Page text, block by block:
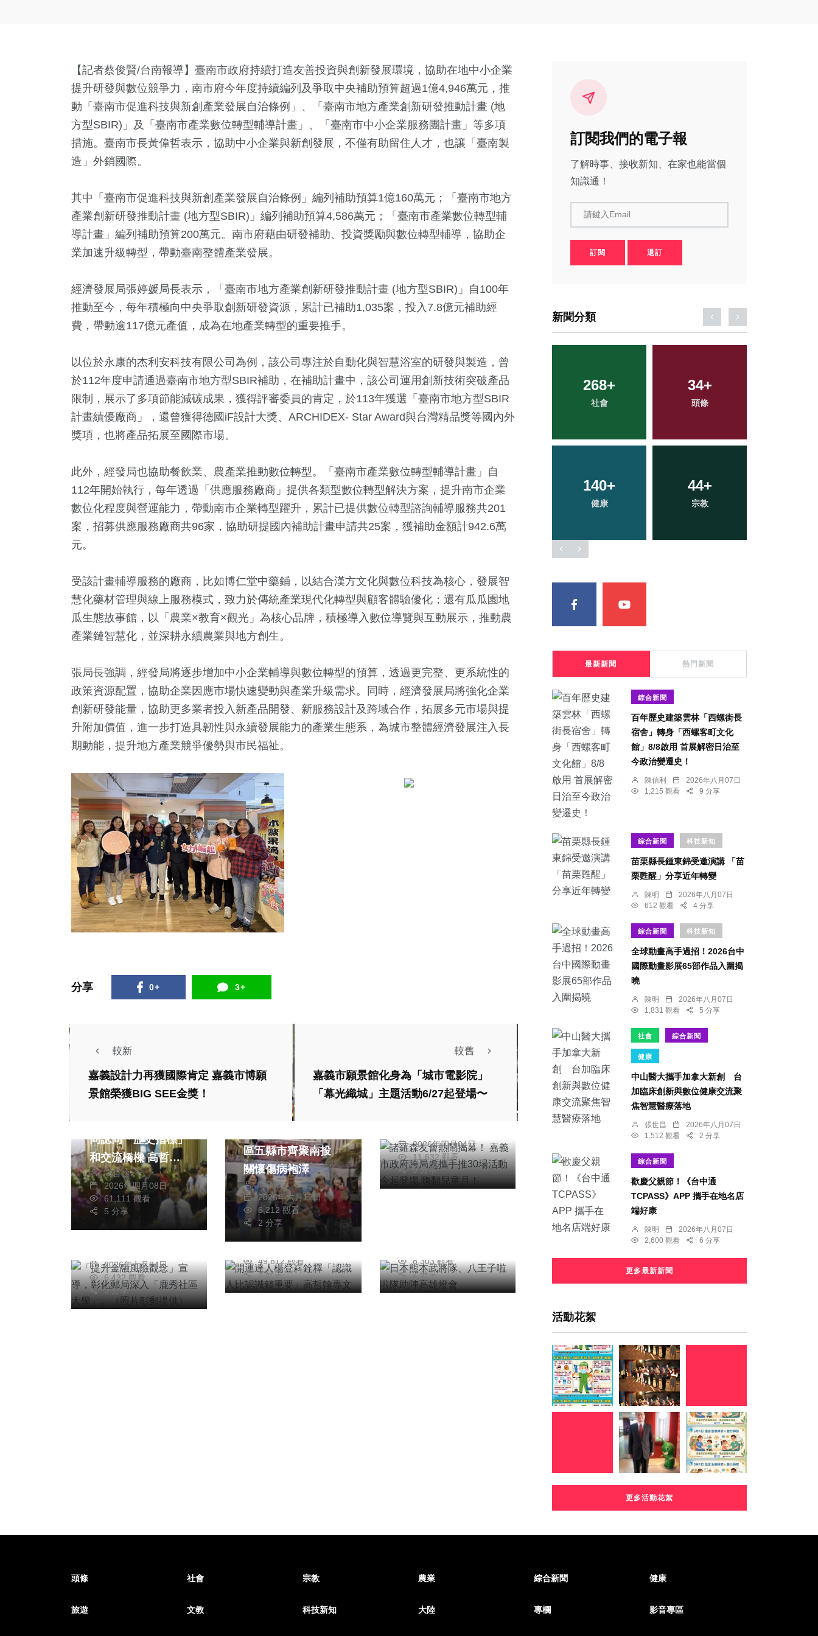
【記者蔡俊賢/台南報導】臺南市政府持續打造友善投資與創新發展環境，協助在地中小企業
提升研發與數位競爭力，南市府今年度持續編列及爭取中央補助預算超過1億4,946萬元，推
動「臺南市促進科技與新創產業發展自治條例」、「臺南市地方產業創新研發推動計畫 (地
方型SBIR)」及「臺南市產業數位轉型輔導計畫」、「臺南市中小企業服務團計畫」等多項
措施。臺南市長黃偉哲表示，協助中小企業與新創發展，不僅有助留住人才，也讓「臺南製
造」外銷國際。
其中「臺南市促進科技與新創產業發展自治條例」編列補助預算1億160萬元；「臺南市地方
產業創新研發推動計畫 (地方型SBIR)」編列補助預算4,586萬元；「臺南市產業數位轉型輔
導計畫」編列補助預算200萬元。南市府藉由研發補助、投資獎勵與數位轉型輔導，協助企
業加速升級轉型，帶動臺南整體產業發展。
經濟發展局張婷媛局長表示，「臺南市地方產業創新研發推動計畫 (地方型SBIR)」自100年
推動至今，每年積極向中央爭取創新研發資源，累計已補助1,035案，投入7.8億元補助經
費，帶動逾117億元產值，成為在地產業轉型的重要推手。
以位於永康的杰利安科技有限公司為例，該公司專注於自動化與智慧浴室的研發與製造，曾
於112年度申請通過臺南市地方型SBIR補助，在補助計畫中，該公司運用創新技術突破產品
限制，展示了多項節能減碳成果，獲得評審委員的肯定，於113年獲選「臺南市地方型SBIR
計畫績優廠商」，還曾獲得德國iF設計大獎、ARCHIDEX- Star Award與台灣精品獎等國內外
獎項，也將產品拓展至國際市場。
此外，經發局也協助餐飲業、農產業推動數位轉型。「臺南市產業數位轉型輔導計畫」自
112年開始執行，每年透過「供應服務廠商」提供各類型數位轉型解決方案，提升南市企業
數位化程度與營運能力，帶動南市企業轉型躍升，累計已提供數位轉型諮詢輔導服務共201
案，招募供應服務廠商共96家，協助研提國內補助計畫申請共25案，獲補助金額計942.6萬
元。
受該計畫輔導服務的廠商，比如博仁堂中藥鋪，以結合漢方文化與數位科技為核心，發展智
慧化藥材管理與線上服務模式，致力於傳統產業現代化轉型與顧客體驗優化；還有瓜瓜園地
瓜生態故事館，以「農業×教育×觀光」為核心品牌，積極導入數位導覽與互動展示，推動農
產業鏈智慧化，並深耕永續農業與地方創生。
張局長強調，經發局將逐步增加中小企業輔導與數位轉型的預算，透過更完整、更系統性的
政策資源配置，協助企業因應市場快速變動與產業升級需求。同時，經濟發展局將強化企業
創新研發能量，協助更多業者投入新產品開發、新服務設計及跨域合作，拓展多元市場與提
升附加價值，進一步打造具韌性與永續發展能力的產業生態系，為城市整體經濟發展注入長
期動能，提升地方產業競爭優勢與市民福祉。
分享 0+ 3+
較新
嘉義設計力再獲國際肯定 嘉義市博願
景館榮獲BIG SEE金獎！
較舊
嘉義市願景館化身為「城市電影院」
「幕光織城」主題活動6/27起登場〜
專欄
同認同「歷史指標」
和交流橋樑 高哲翰
講座教授點評
高哲翰
2026年四月08日
61,111 觀看
5 分享
區五縣市齊聚南投
關懷傷病袍澤
陳朝枝
2026年六月12日
6,212 觀看
2 分享
諸羅森友會熱鬧揭
幕！ 嘉義市政府跨
童月！
2026年四月04日
11,632 觀看
9 分享
社會 綜合新聞
健康 文教
「提升金融風險觀
念」宣導，彰化郵局
供）
2026年七月04日
6,432 觀看
3 分享
專欄
開運達人楊登嵙銓釋
「認識人比認識錢重
要」高哲翰專文
49,812 觀看
3 分享
綜合新聞
日本熊本武將隊、八
8,303 觀看
2 分享
訂閱我們的電子報
了解時事、接收新知、在家也能當個
知識通！
請鍵入Email
訂閱 退訂
新聞分類
109+
旅遊
23+
科技新知
1+
大陸
482+
綜合新聞
49+
農業
268+
社會
34+
頭條
140+
健康
44+
宗教
79+
專欄
109+
旅遊
155+
文教
23+
科技新知
最新新聞 熱門新聞
綜合新聞
百年歷史建築雲林「西螺街長
宿舍」轉身「西螺客町文化
館」8/8啟用 首展解密日治至
今政治變遷史！
陳信利
2026年八月07日
1,215 觀看
9 分享
綜合新聞 科技新知
苗栗縣長鍾東錦受邀演講 「苗
栗甦醒」分享近年轉變
陳明
2026年八月07日
612 觀看
4 分享
綜合新聞 科技新知
全球動畫高手過招！2026台中
國際動畫影展65部作品入圍揭
曉
陳明
2026年八月07日
1,831 觀看
5 分享
社會 綜合新聞
健康
中山醫大攜手加拿大新創 台
加臨床創新與數位健康交流聚
焦智慧醫療落地
張世昌
2026年八月07日
1,512 觀看
2 分享
綜合新聞
歡慶父親節！《台中通
TCPASS》APP 攜手在地名店
端好康
陳明
2026年八月07日
2,600 觀看
6 分享
更多最新新聞
活動花絮
更多活動花絮
頭條 社會 宗教 農業 綜合新聞 健康
旅遊 文教 科技新知 大陸 專欄 影音專區